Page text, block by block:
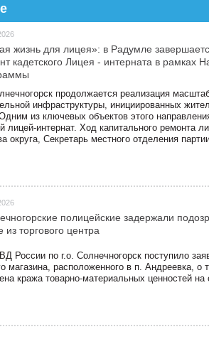
жизнь для лицея»: в Радумле
кадетского Лицея - интерната в рамках
продолжается реализация
инфраструктуры, инициированных
из ключевых объектов этого
лицей-интернат. Ход капитального ремонта
округа, Секретарь местного отделения
полицейские задержали
из торгового центра
России по г.о. Солнечногорск поступило
магазина, расположенного в п. Андреевка, о
кража товарно-материальных ценностей